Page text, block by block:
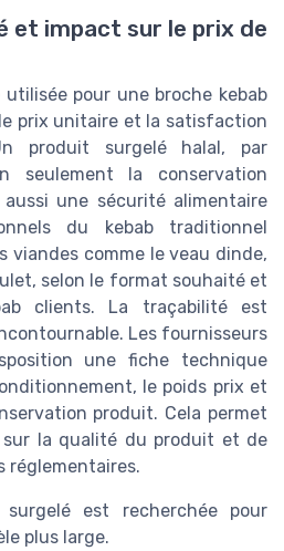
et impact sur le prix de
pour une broche kebab
prix unitaire et la satisfaction
produit surgelé halal, par
seulement la conservation
une sécurité alimentaire
du kebab traditionnel
viandes comme le veau dinde,
selon le format souhaité et
clients. La traçabilité est
Les fournisseurs
une fiche technique
le poids prix et
produit. Cela permet
la qualité du produit et de
réglementaires.
est recherchée pour
plus large.